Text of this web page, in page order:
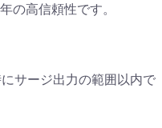
の高信頼性です。
サージ出力の範囲以内で